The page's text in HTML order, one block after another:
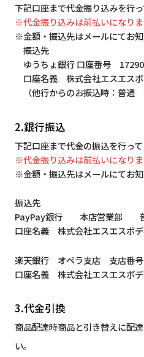
下記口座まで代金振り込みを行
※代金振り込みは前払いになりま
※金額・振込先はメールにてお知
振込先
ゆうちょ銀行 口座番号
口座名義 株式会社エスエス
（他行からのお振込時：普
2.銀行振込
下記口座まで代金の振込を行っ
※代金振り込みは前払いになりま
※金額・振込先はメールにてお知
振込先
PayPay銀行 本店営業部
口座名義 株式会社エスエス
楽天銀行 オペラ支店 支店
口座名義 株式会社エスエスボ
3.代金引換
商品配達時商品と引き替えに配
い。